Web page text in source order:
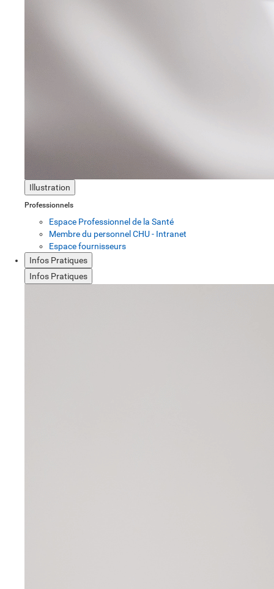
Illustration
Professionnels
Espace Professionnel de la Santé
Membre du personnel CHU - Intranet
Espace fournisseurs
Infos Pratiques
Infos Pratiques